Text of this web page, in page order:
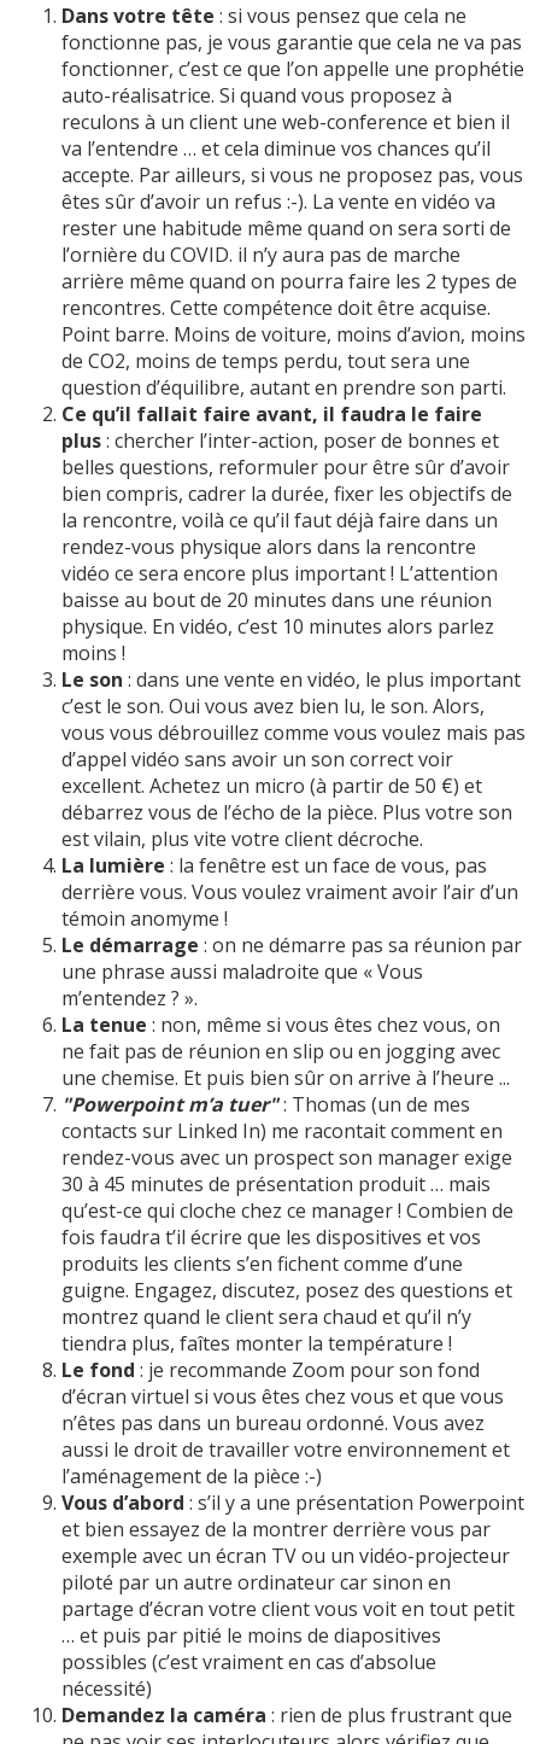
Dans votre tête : si vous pensez que cela ne
fonctionne pas, je vous garantie que cela ne va pas
fonctionner, c’est ce que l’on appelle une prophétie
auto-réalisatrice. Si quand vous proposez à
reculons à un client une web-conference et bien il
va l’entendre … et cela diminue vos chances qu’il
accepte. Par ailleurs, si vous ne proposez pas, vous
êtes sûr d’avoir un refus :-). La vente en vidéo va
rester une habitude même quand on sera sorti de
l’ornière du COVID. il n’y aura pas de marche
arrière même quand on pourra faire les 2 types de
rencontres. Cette compétence doit être acquise.
Point barre. Moins de voiture, moins d’avion, moins
de CO2, moins de temps perdu, tout sera une
question d’équilibre, autant en prendre son parti.
Ce qu’il fallait faire avant, il faudra le faire
plus: chercher l’inter-action, poser de bonnes et
belles questions, reformuler pour être sûr d’avoir
bien compris, cadrer la durée, fixer les objectifs de
la rencontre, voilà ce qu’il faut déjà faire dans un
rendez-vous physique alors dans la rencontre
vidéo ce sera encore plus important ! L’attention
baisse au bout de 20 minutes dans une réunion
physique. En vidéo, c’est 10 minutes alors parlez
moins !
Le son : dans une vente en vidéo, le plus important
c’est le son. Oui vous avez bien lu, le son. Alors,
vous vous débrouillez comme vous voulez mais pas
d’appel vidéo sans avoir un son correct voir
excellent. Achetez un micro (à partir de 50 €) et
débarrez vous de l’écho de la pièce. Plus votre son
est vilain, plus vite votre client décroche.
La lumière : la fenêtre est un face de vous, pas
derrière vous. Vous voulez vraiment avoir l’air d’un
témoin anomyme !
Le démarrage : on ne démarre pas sa réunion par
une phrase aussi maladroite que « Vous
m’entendez ? ».
La tenue : non, même si vous êtes chez vous, on
ne fait pas de réunion en slip ou en jogging avec
une chemise. Et puis bien sûr on arrive à l’heure ...
"Powerpoint m’a tuer": Thomas (un de mes
contacts sur Linked In) me racontait comment en
rendez-vous avec un prospect son manager exige
30 à 45 minutes de présentation produit … mais
qu’est-ce qui cloche chez ce manager ! Combien de
fois faudra t’il écrire que les dispositives et vos
produits les clients s’en fichent comme d’une
guigne. Engagez, discutez, posez des questions et
montrez quand le client sera chaud et qu’il n’y
tiendra plus, faîtes monter la température !
Le fond : je recommande Zoom pour son fond
d’écran virtuel si vous êtes chez vous et que vous
n’êtes pas dans un bureau ordonné. Vous avez
aussi le droit de travailler votre environnement et
l’aménagement de la pièce :-)
Vous d’abord : s’il y a une présentation Powerpoint
et bien essayez de la montrer derrière vous par
exemple avec un écran TV ou un vidéo-projecteur
piloté par un autre ordinateur car sinon en
partage d’écran votre client vous voit en tout petit
… et puis par pitié le moins de diapositives
possibles (c’est vraiment en cas d’absolue
nécessité)
Demandez la caméra : rien de plus frustrant que